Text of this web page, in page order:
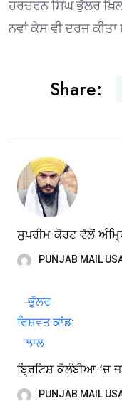
ਹਰਚਰਨ ਸਿੰਘ ਭੁੱਲਰ
ਨਵਾਂ ਕੇਸ ਵੀ ਦਰਜ ਕੀਤਾ
Share:
ਸੁਪਰੀਮ ਕੋਰਟ ਵੱਲੋਂ
PUNJAB MAIL
ਬ੍ਰਿਟਿਸ਼ ਕੋਲੰਬੀਆ ‘ਚ
PUNJAB MAIL